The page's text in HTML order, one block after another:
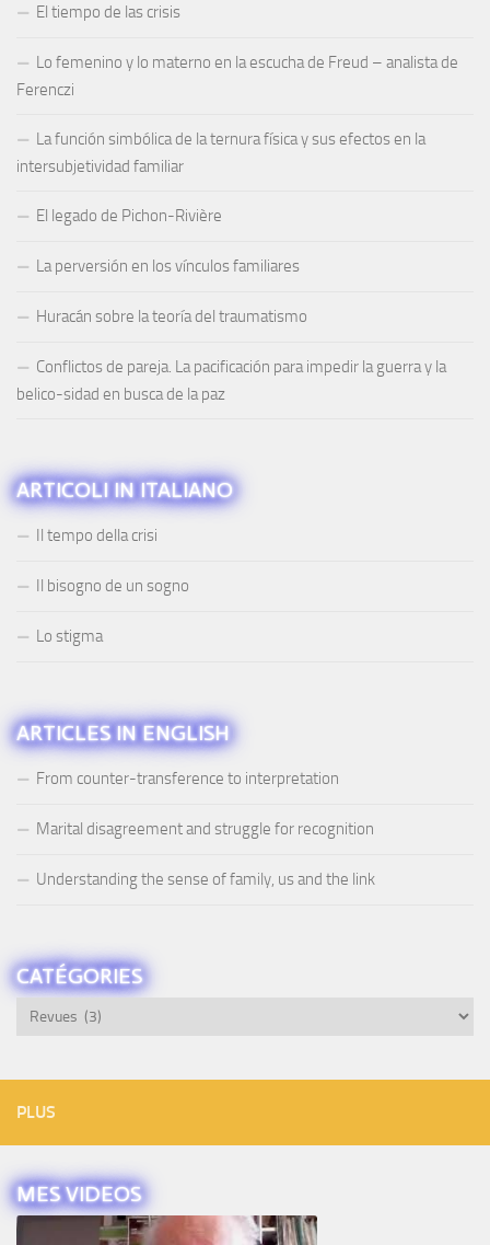
El tiempo de las crisis
Lo femenino y lo materno en la escucha de Freud – analista de
Ferenczi
La función simbólica de la ternura física y sus efectos en la
intersubjetividad familiar
El legado de Pichon-Rivière
La perversión en los vínculos familiares
Huracán sobre la teoría del traumatismo
Conflictos de pareja. La pacificación para impedir la guerra y la
belico-sidad en busca de la paz
ARTICOLI IN ITALIANO
Il tempo della crisi
Il bisogno de un sogno
Lo stigma
ARTICLES IN ENGLISH
From counter-transference to interpretation
Marital disagreement and struggle for recognition
Understanding the sense of family, us and the link
CATÉGORIES
Catégories
PLUS
MES VIDEOS